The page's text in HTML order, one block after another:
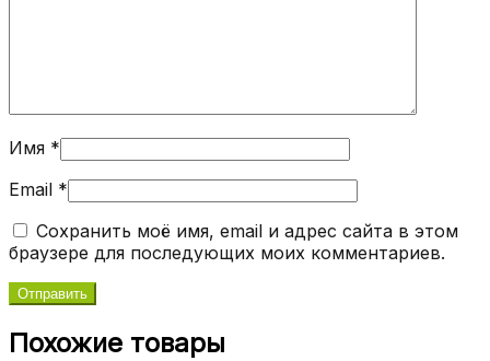
Имя *
Email *
Сохранить моё имя, email и адрес сайта в этом
браузере для последующих моих комментариев.
Похожие товары